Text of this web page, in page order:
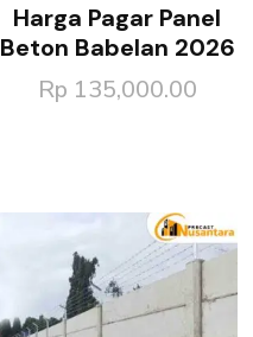
Harga Pagar Panel
Beton Babelan 2026
Rp 135,000.00